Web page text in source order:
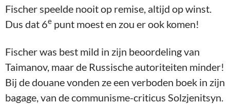
Fischer speelde nooit op remise, altijd op winst.
Dus dat 6e punt moest en zou er ook komen!
Fischer was best mild in zijn beoordeling van
Taimanov, maar de Russische autoriteiten minder!
Bij de douane vonden ze een verboden boek in zijn
bagage, van de communisme-criticus Solzjenitsyn.